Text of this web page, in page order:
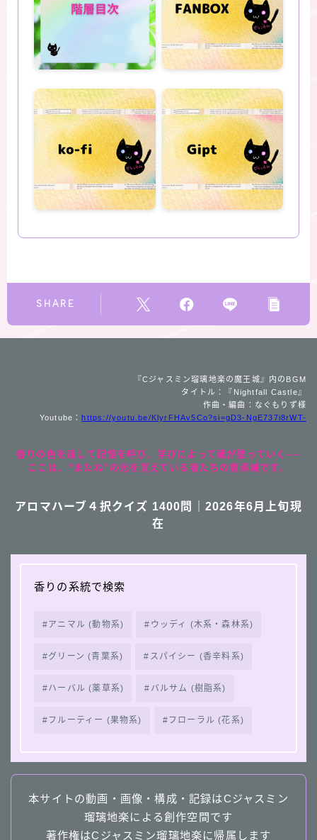
SHARE
『Cジャスミン瑠璃地楽の魔王城』内のBGM
タイトル：『Nightfall Castle』
作曲・編曲：なぐもりず様
Youtube：https://youtu.be/KlyrFHAv5Co?si=gD3-NgE737i8rWT-
香りの色を通して記憶を呼び、学びによって魂が整っていく──
ここは、“またね”の光を覚えている者たちの魔導城です。
アロマハーブ４択クイズ 1400問｜2026年6月上旬現
在
香りの系統で検索
アニマル (動物系) ウッディ (木系・森林系)
グリーン (青葉系) スパイシー (香辛料系)
ハーバル (薬草系) バルサム (樹脂系)
フルーティー (果物系) フローラル (花系)
本サイトの動画・画像・構成・記録はCジャスミン
瑠璃地楽による創作空間です
著作権はCジャスミン瑠璃地楽に帰属します